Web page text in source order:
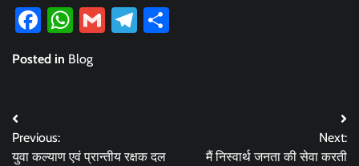
Facebook
WhatsApp
GmailTelegram
Posted in Blog
Post
navigation
Previous:
युवा कल्याण एवं प्रान्तीय रक्षक दल
Next:
मैं निस्वार्थ जनता की सेवा करती